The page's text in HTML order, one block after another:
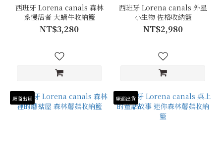
西班牙 Lorena canals 森林
系慢活者 大蝸牛收納籃
NT$3,280
西班牙 Lorena canals 外星
小生物 佐格收納籃
NT$2,980
廠商出貨 廠商出貨